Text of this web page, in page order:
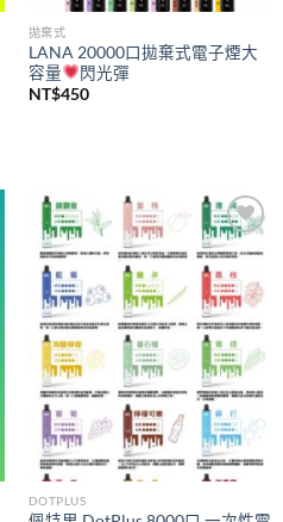
拋棄式
LANA 20000口拋棄式電子煙大
容量
閃光彈
NT$450
Add to
DOTPLUS